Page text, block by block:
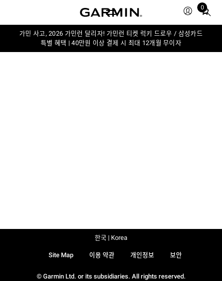
0
Total
in
가민 사고, 2026 가민런 달리자! 가민런 티켓 럭키 드로우 / 삼성카드
특별 혜택 | 40만원 이상 결제 시 최대 12개월 무이자
© Garmin Ltd. or its subsidiaries. All rights reserved.
Site Map 이용 약관 개인정보 보안
한국 | Korea